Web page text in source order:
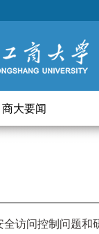
商大要闻
访问控制问题和